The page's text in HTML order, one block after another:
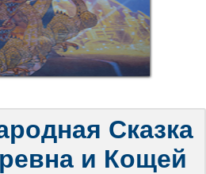
Сказка
и Кощей